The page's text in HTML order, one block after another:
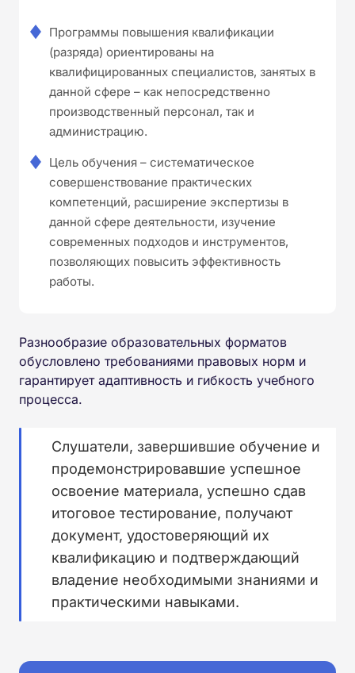
Программы повышения квалификации
(разряда) ориентированы на
квалифицированных специалистов, занятых в
данной сфере – как непосредственно
производственный персонал, так и
администрацию.
Цель обучения – систематическое
совершенствование практических
компетенций, расширение экспертизы в
данной сфере деятельности, изучение
современных подходов и инструментов,
позволяющих повысить эффективность
работы.
Разнообразие образовательных форматов
обусловлено требованиями правовых норм и
гарантирует адаптивность и гибкость учебного
процесса.
Слушатели, завершившие обучение и
продемонстрировавшие успешное
освоение материала, успешно сдав
итоговое тестирование, получают
документ, удостоверяющий их
квалификацию и подтверждающий
владение необходимыми знаниями и
практическими навыками.